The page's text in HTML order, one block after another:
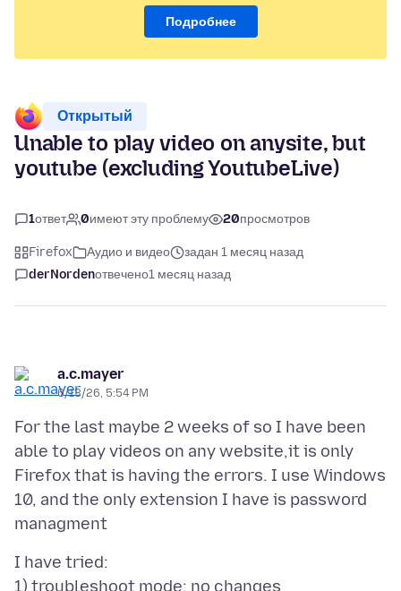
Подробнее
Открытый
Unable to play video on anysite, but
youtube (excluding YoutubeLive)
1ответ 0имеют эту проблему 20просмотров
Firefox Аудио и видео
задан 1 месяц назад
derNordenотвечено1 месяц назад
a.c.mayer
6/13/26, 5:54 PM
For the last maybe 2 weeks of so I have been
able to play videos on any website,it is only
Firefox that is having the errors. I use Windows
10, and the only extension I have is password
I have tried:
1) troubleshoot mode: no changes